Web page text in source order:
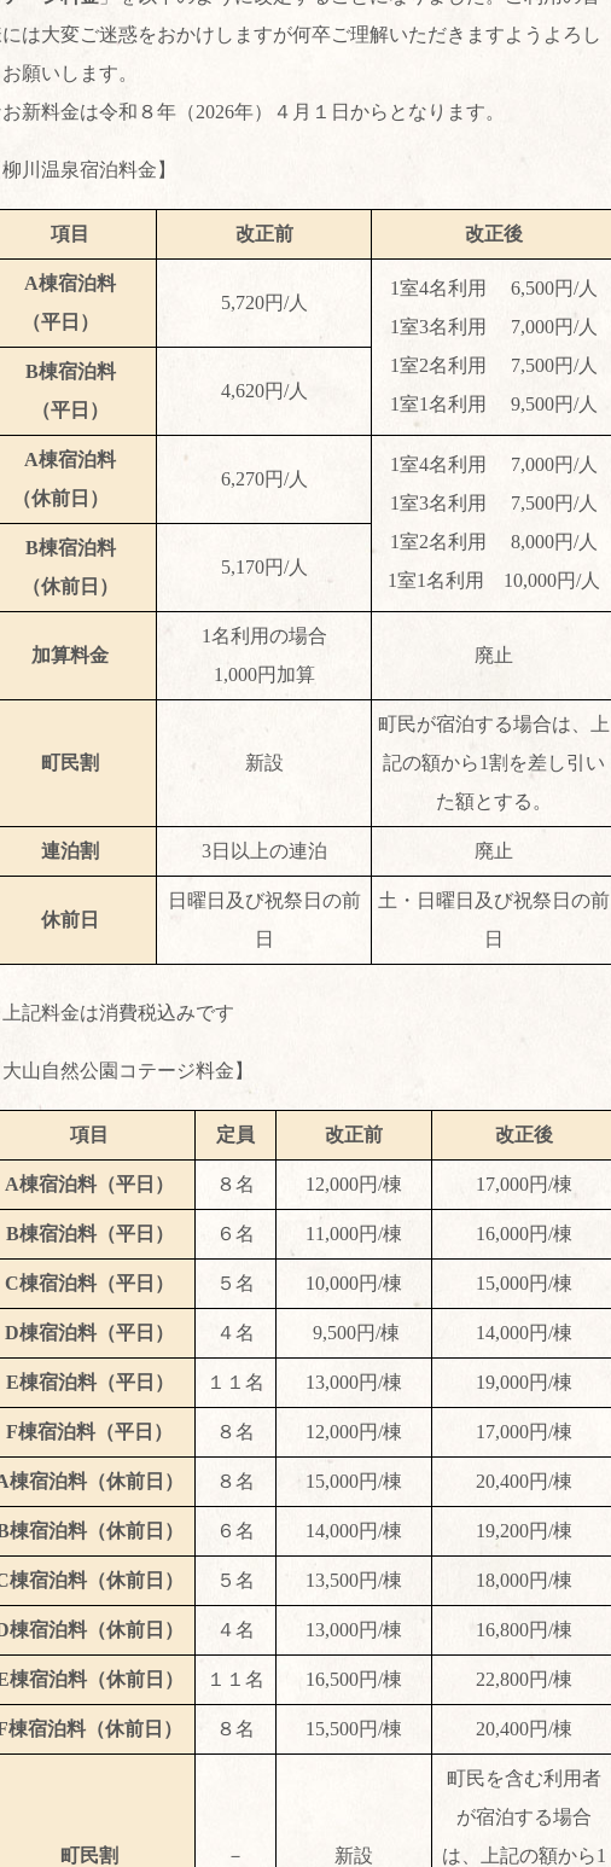
は大変ご迷惑をおかけしますが何卒ご理解いただきますようよろし
お願いします。
新料金は令和８年（2026年）４月１日からとなります。
柳川温泉宿泊料金】
項目 改正前 改正後
A棟宿泊料
（平日）
5,720円/人
1室4名利用 6,500円/人
1室3名利用 7,000円/人
1室2名利用 7,500円/人
1室1名利用 9,500円/人
B棟宿泊料
（平日）
4,620円/人
A棟宿泊料
（休前日）
6,270円/人
1室4名利用 7,000円/人
1室3名利用 7,500円/人
1室2名利用 8,000円/人
1室1名利用 10,000円/人
B棟宿泊料
（休前日）
5,170円/人
加算料金
1名利用の場合
1,000円加算
廃止
町民割 新設
町民が宿泊する場合は、上
記の額から1割を差し引い
た額とする。
連泊割 3日以上の連泊 廃止
休前日
日曜日及び祝祭日の前
日
土・日曜日及び祝祭日の前
日
記料金は消費税込みです
大山自然公園コテージ料金】
項目 定員 改正前 改正後
A棟宿泊料（平日） ８名 12,000円/棟 17,000円/棟
B棟宿泊料（平日） ６名 11,000円/棟 16,000円/棟
C棟宿泊料（平日） ５名 10,000円/棟 15,000円/棟
D棟宿泊料（平日） ４名 9,500円/棟 14,000円/棟
E棟宿泊料（平日） １１名 13,000円/棟 19,000円/棟
F棟宿泊料（平日） ８名 12,000円/棟 17,000円/棟
棟宿泊料（休前日） ８名 15,000円/棟 20,400円/棟
棟宿泊料（休前日） ６名 14,000円/棟 19,200円/棟
棟宿泊料（休前日） ５名 13,500円/棟 18,000円/棟
棟宿泊料（休前日） ４名 13,000円/棟 16,800円/棟
棟宿泊料（休前日） １１名 16,500円/棟 22,800円/棟
棟宿泊料（休前日） ８名 15,500円/棟 20,400円/棟
町民割 － 新設
町民を含む利用者
が宿泊する場合
は、上記の額から1